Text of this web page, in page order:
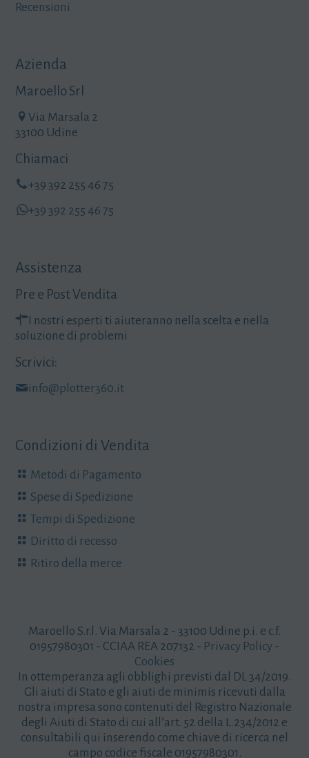
Recensioni
Azienda
Maroello Srl
Via Marsala 2
33100 Udine
Chiamaci
+39 392 255 46 75
+39 392 255 46 75
Assistenza
Pre e Post Vendita
I nostri esperti ti aiuteranno nella scelta e nella
soluzione di problemi
Scrivici:
info@plotter360.it
Condizioni di Vendita
Metodi di Pagamento
Spese di Spedizione
Tempi di Spedizione
Diritto di recesso
Ritiro della merce
Maroello S.r.l. Via Marsala 2 - 33100 Udine p.i. e c.f.
01957980301 - CCIAA REA 207132 - Privacy Policy -
Cookies
In ottemperanza agli obblighi previsti dal DL 34/2019.
Gli aiuti di Stato e gli aiuti de minimis ricevuti dalla
nostra impresa sono contenuti del Registro Nazionale
degli Aiuti di Stato di cui all’art. 52 della L.234/2012 e
consultabili qui inserendo come chiave di ricerca nel
campo codice fiscale 01957980301.